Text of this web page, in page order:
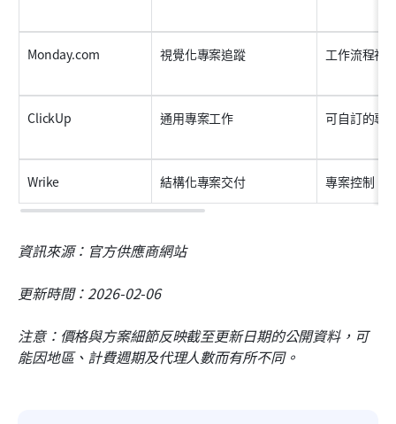
Monday.com 視覺化專案追蹤 工作流程視
ClickUp 通用專案工作 可自訂的專
Wrike 結構化專案交付 專案控制
資訊來源：官方供應商網站
更新時間：2026-02-06
注意：價格與方案細節反映截至更新日期的公開資料，可
能因地區、計費週期及代理人數而有所不同。